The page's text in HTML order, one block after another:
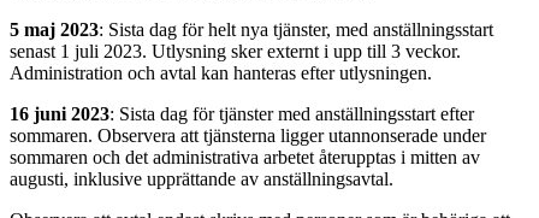
5 maj 2023: Sista dag för helt nya tjänster, med anställningsstart
senast 1 juli 2023. Utlysning sker externt i upp till 3 veckor.
Administration och avtal kan hanteras efter utlysningen.
16 juni 2023: Sista dag för tjänster med anställningsstart efter
sommaren. Observera att tjänsterna ligger utannonserade under
sommaren och det administrativa arbetet återupptas i mitten av
augusti, inklusive upprättande av anställningsavtal.